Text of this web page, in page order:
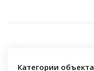
Категории объекта